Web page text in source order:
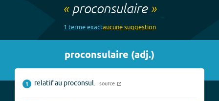
« proconsulaire»
1 termeexactaucunesuggestion
proconsulaire (adj.)
1 relatif au proconsul. source